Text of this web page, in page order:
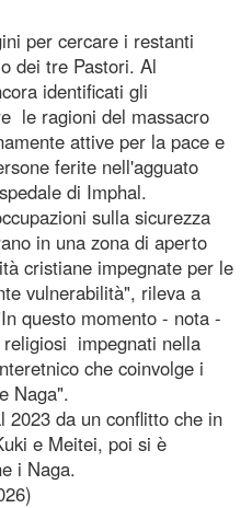
per cercare i restanti
dei tre Pastori. Al
identificati gli
le ragioni del massacro
attive per la pace e
ferite nell'agguato
di Imphal.
sulla sicurezza
in una zona di aperto
cristiane impegnate per le
vulnerabilità", rileva a
questo momento - nota -
impegnati nella
che coinvolge i
Naga".
2023 da un conflitto che in
e Meitei, poi si è
i Naga.